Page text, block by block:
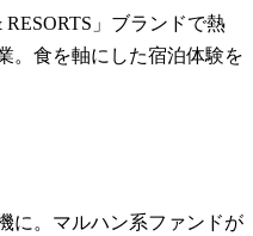
」ブランドで熱
。食を軸にした宿泊体験を
に。マルハン系ファンドが